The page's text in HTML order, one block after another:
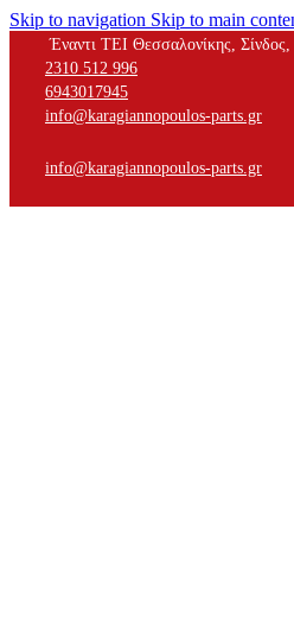
Skip to navigation Skip to main
Έναντι ΤΕΙ Θεσσαλονίκης,
2310 512 996
6943017945
info@karagiannopoulos-parts.gr
info@karagiannopoulos-parts.gr